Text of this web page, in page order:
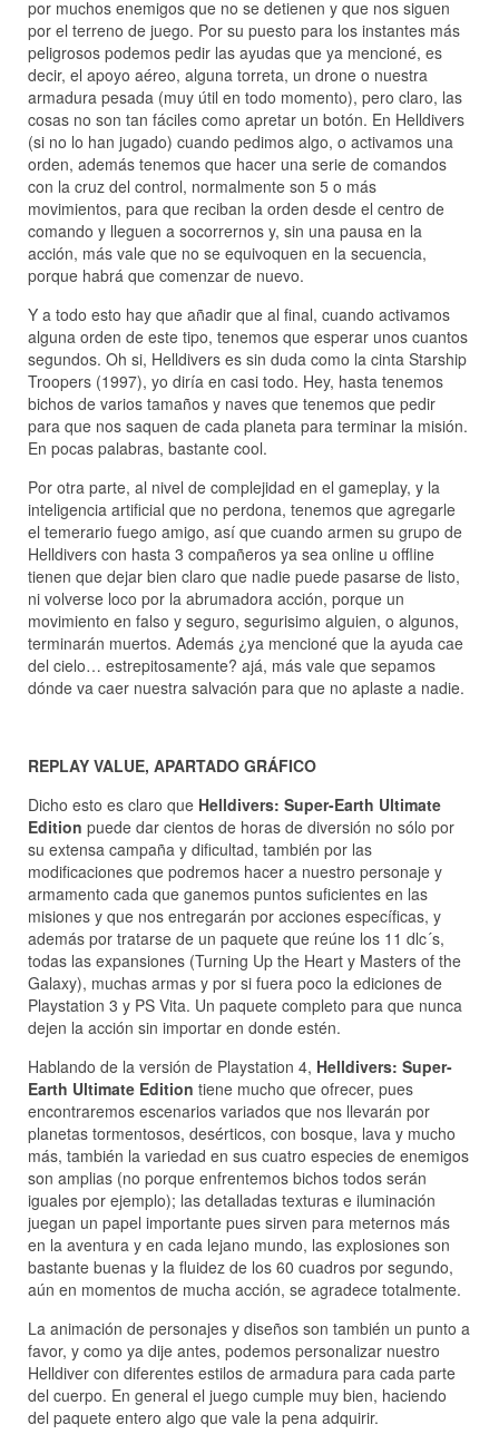
por muchos enemigos que no se detienen y que nos siguen
por el terreno de juego. Por su puesto para los instantes más
peligrosos podemos pedir las ayudas que ya mencioné, es
decir, el apoyo aéreo, alguna torreta, un drone o nuestra
armadura pesada (muy útil en todo momento), pero claro, las
cosas no son tan fáciles como apretar un botón. En Helldivers
(si no lo han jugado) cuando pedimos algo, o activamos una
orden, además tenemos que hacer una serie de comandos
con la cruz del control, normalmente son 5 o más
movimientos, para que reciban la orden desde el centro de
comando y lleguen a socorrernos y, sin una pausa en la
acción, más vale que no se equivoquen en la secuencia,
porque habrá que comenzar de nuevo.
Y a todo esto hay que añadir que al final, cuando activamos
alguna orden de este tipo, tenemos que esperar unos cuantos
segundos. Oh si, Helldivers es sin duda como la cinta Starship
Troopers (1997), yo diría en casi todo. Hey, hasta tenemos
bichos de varios tamaños y naves que tenemos que pedir
para que nos saquen de cada planeta para terminar la misión.
En pocas palabras, bastante cool.
Por otra parte, al nivel de complejidad en el gameplay, y la
inteligencia artificial que no perdona, tenemos que agregarle
el temerario fuego amigo, así que cuando armen su grupo de
Helldivers con hasta 3 compañeros ya sea online u offline
tienen que dejar bien claro que nadie puede pasarse de listo,
ni volverse loco por la abrumadora acción, porque un
movimiento en falso y seguro, segurisimo alguien, o algunos,
terminarán muertos. Además ¿ya mencioné que la ayuda cae
del cielo… estrepitosamente? ajá, más vale que sepamos
dónde va caer nuestra salvación para que no aplaste a nadie.
REPLAY VALUE, APARTADO GRÁFICO
Dicho esto es claro que Helldivers: Super-Earth Ultimate
Edition puede dar cientos de horas de diversión no sólo por
su extensa campaña y dificultad, también por las
modificaciones que podremos hacer a nuestro personaje y
armamento cada que ganemos puntos suficientes en las
misiones y que nos entregarán por acciones específicas, y
además por tratarse de un paquete que reúne los 11 dlc´s,
todas las expansiones (Turning Up the Heart y Masters of the
Galaxy), muchas armas y por si fuera poco la ediciones de
Playstation 3 y PS Vita. Un paquete completo para que nunca
dejen la acción sin importar en donde estén.
Hablando de la versión de Playstation 4, Helldivers: Super-
Earth Ultimate Edition tiene mucho que ofrecer, pues
encontraremos escenarios variados que nos llevarán por
planetas tormentosos, desérticos, con bosque, lava y mucho
más, también la variedad en sus cuatro especies de enemigos
son amplias (no porque enfrentemos bichos todos serán
iguales por ejemplo); las detalladas texturas e iluminación
juegan un papel importante pues sirven para meternos más
en la aventura y en cada lejano mundo, las explosiones son
bastante buenas y la fluidez de los 60 cuadros por segundo,
aún en momentos de mucha acción, se agradece totalmente.
La animación de personajes y diseños son también un punto a
favor, y como ya dije antes, podemos personalizar nuestro
Helldiver con diferentes estilos de armadura para cada parte
del cuerpo. En general el juego cumple muy bien, haciendo
del paquete entero algo que vale la pena adquirir.